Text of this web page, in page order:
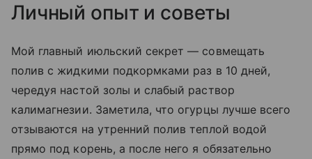
Личный опыт и советы
Мой главный июльский секрет — совмещать
полив с жидкими подкормками раз в 10 дней,
чередуя настой золы и слабый раствор
калимагнезии. Заметила, что огурцы лучше всего
отзываются на утренний полив теплой водой
прямо под корень, а после него я обязательно